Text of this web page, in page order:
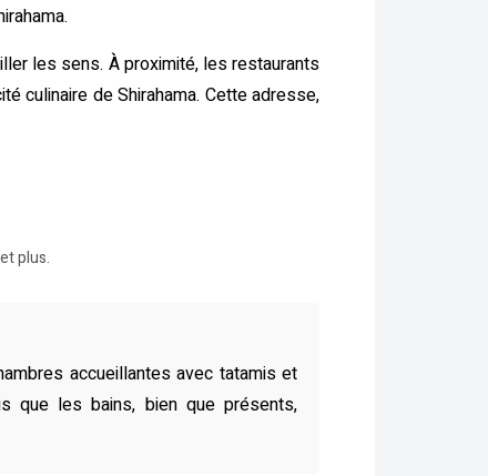
les sens. À proximité, les restaurants
culinaire de Shirahama. Cette adresse,
plus.
accueillantes avec tatamis et
que les bains, bien que présents,